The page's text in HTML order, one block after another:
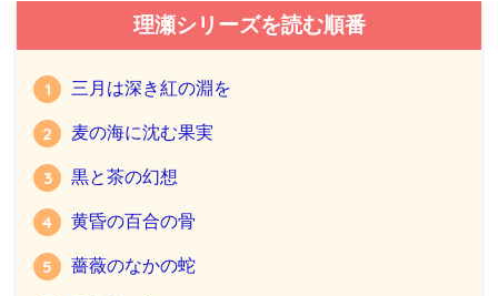
理瀬シリーズを読む順番
三月は深き紅の淵を
麦の海に沈む果実
黒と茶の幻想
黄昏の百合の骨
薔薇のなかの蛇